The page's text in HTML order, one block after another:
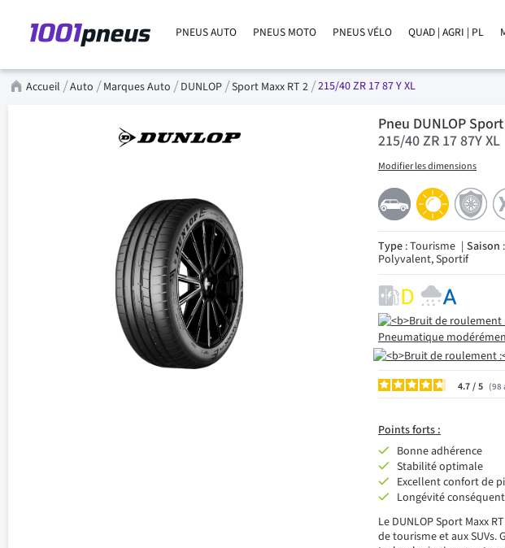
PNEUS AUTO PNEUS MOTO PNEUS VÉLO QUAD | AGRI | PL
Accueil Auto Marques Auto DUNLOP Sport Maxx RT 2 215/40 ZR 17 87 Y XL
Pneu DUNLOP
215/40 ZR 17 87Y XL
Modifier les dimensions
Type: Tourisme Saison
Polyvalent, Sportif
4.7/ 98
Points forts :
Bonne adhérence
Stabilité optimale
Excellent confort de
Longévité
Le DUNLOP Sport Maxx
de tourisme et aux SUVs.